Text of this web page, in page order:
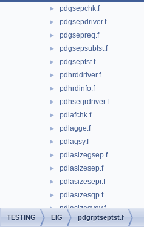
► pdgsepchk.f
► pdgsepdriver.f
► pdgsepreq.f
► pdgsepsubtst.f
► pdgseptst.f
► pdhrddriver.f
► pdhrdinfo.f
► pdhseqrdriver.f
► pdlafchk.f
► pdlagge.f
► pdlagsy.f
► pdlasizegsep.f
► pdlasizesep.f
► pdlasizesepr.f
► pdlasizesqp.f
► pdlasizesyev.f
► pdlasizesyevr.f
TESTING EIG pdgrptseptst.f